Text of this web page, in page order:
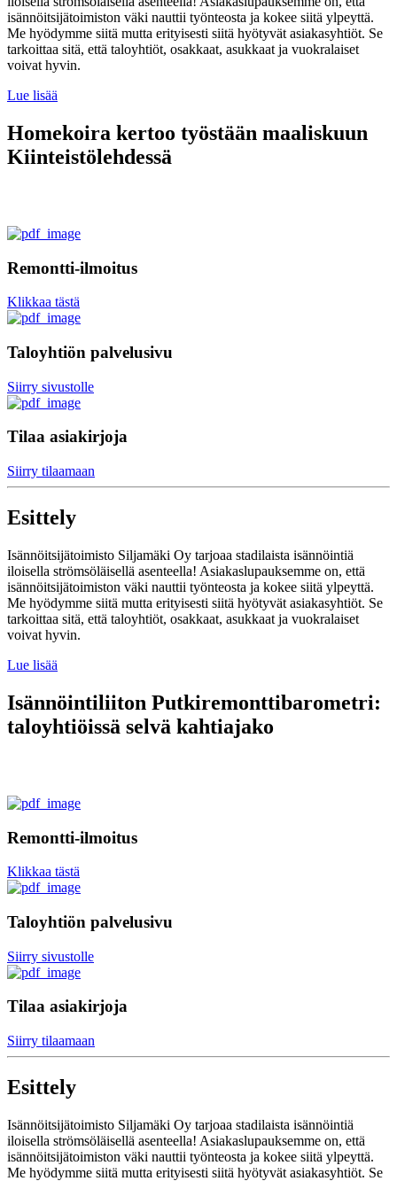
isännöitsijätoimiston väki nauttii työnteosta ja kokee siitä ylpeyttä.
Me hyödymme siitä mutta erityisesti siitä hyötyvät asiakasyhtiöt. Se
tarkoittaa sitä, että taloyhtiöt, osakkaat, asukkaat ja vuokralaiset
voivat hyvin.
Lue lisää
Homekoira kertoo työstään maaliskuun
Kiinteistölehdessä
Remontti-ilmoitus
Klikkaa tästä
Taloyhtiön palvelusivu
Siirry sivustolle
Tilaa asiakirjoja
Siirry tilaamaan
Esittely
Isännöitsijätoimisto Siljamäki Oy tarjoaa stadilaista isännöintiä
iloisella strömsöläisellä asenteella! Asiakaslupauksemme on, että
isännöitsijätoimiston väki nauttii työnteosta ja kokee siitä ylpeyttä.
Me hyödymme siitä mutta erityisesti siitä hyötyvät asiakasyhtiöt. Se
tarkoittaa sitä, että taloyhtiöt, osakkaat, asukkaat ja vuokralaiset
voivat hyvin.
Lue lisää
Isännöintiliiton Putkiremonttibarometri:
taloyhtiöissä selvä kahtiajako
Remontti-ilmoitus
Klikkaa tästä
Taloyhtiön palvelusivu
Siirry sivustolle
Tilaa asiakirjoja
Siirry tilaamaan
Esittely
Isännöitsijätoimisto Siljamäki Oy tarjoaa stadilaista isännöintiä
iloisella strömsöläisellä asenteella! Asiakaslupauksemme on, että
isännöitsijätoimiston väki nauttii työnteosta ja kokee siitä ylpeyttä.
Me hyödymme siitä mutta erityisesti siitä hyötyvät asiakasyhtiöt. Se